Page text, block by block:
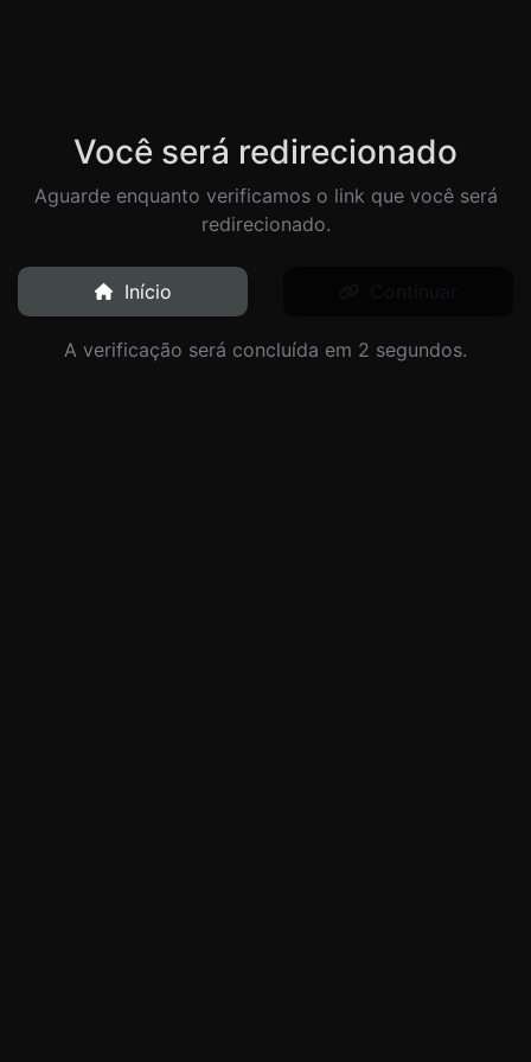
Você será redirecionado
Aguarde enquanto verificamos o link que você será
redirecionado.
Início
A verificação será concluída em 2 segundos.